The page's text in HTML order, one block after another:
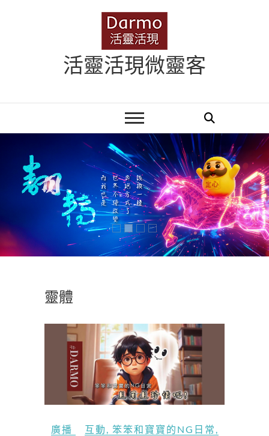
活靈活現微靈客
靈體
廣播 互動 笨笨和寶寶的NG日常